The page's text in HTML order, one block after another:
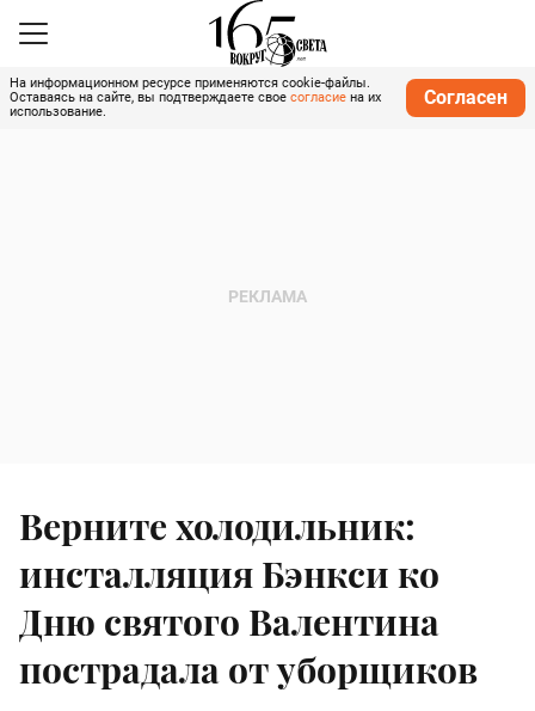
На информационном ресурсе применяются cookie-файлы.
Оставаясь на сайте, вы подтверждаете свое согласие на их
использование.
Согласен
Верните холодильник:
инсталляция Бэнкси ко
Дню святого Валентина
пострадала от уборщиков